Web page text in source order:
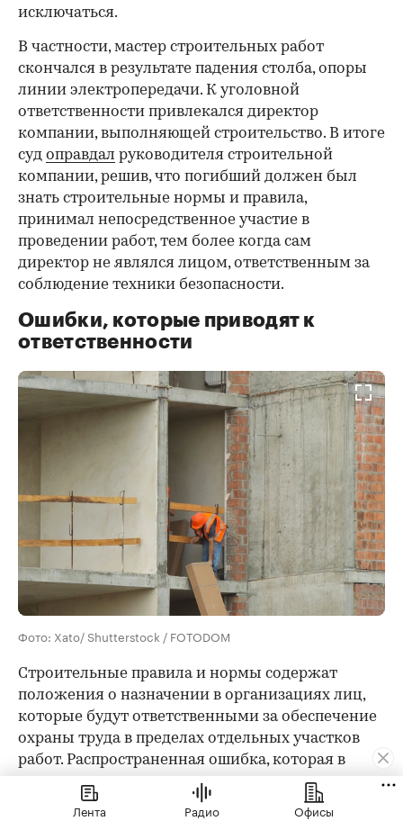
исключаться.
В частности, мастер строительных работ
скончался в результате падения столба, опоры
линии электропередачи. К уголовной
ответственности привлекался директор
компании, выполняющей строительство. В итоге
суд оправдал руководителя строительной
компании, решив, что погибший должен был
знать строительные нормы и правила,
принимал непосредственное участие в
проведении работ, тем более когда сам
директор не являлся лицом, ответственным за
соблюдение техники безопасности.
Ошибки, которые приводят к
ответственности
Фото: Xato/ Shutterstock / FOTODOM
Строительные правила и нормы содержат
положения о назначении в организациях лиц,
которые будут ответственными за обеспечение
охраны труда в пределах отдельных участков
работ. Распространенная ошибка, которая в
последующем приводит к уголовному
преследованию руководителя компании — в
Лента Радио Офисы